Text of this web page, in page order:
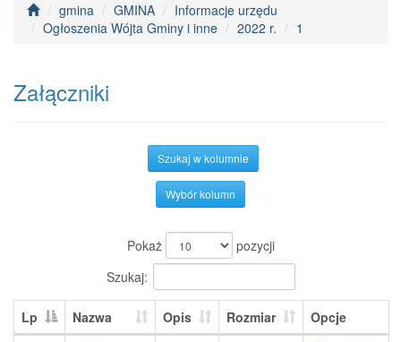
gmina GMINA
Informacje urzędu
Ogłoszenia Wójta Gminy i inne
2022 r. 1
Załączniki
Szukaj w kolumnie
Wybór kolumn
Pokaż
pozycji
Szukaj:
Lp Nazwa Opis Rozmiar
Opcje